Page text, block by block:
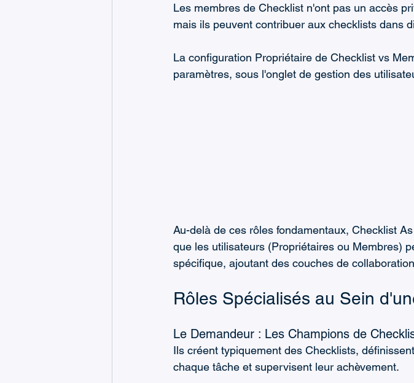
Les membres de Checklist n'ont pas un accès
mais ils peuvent contribuer aux checklists dans
La configuration Propriétaire de Checklist vs
paramètres, sous l'onglet de gestion des
Au-delà de ces rôles fondamentaux, Checklist
que les utilisateurs (Propriétaires ou Membres)
spécifique, ajoutant des couches de
Rôles Spécialisés au Sein
Le Demandeur : Les Champions de
Ils créent typiquement des Checklists,
chaque tâche et supervisent leur achèvement.